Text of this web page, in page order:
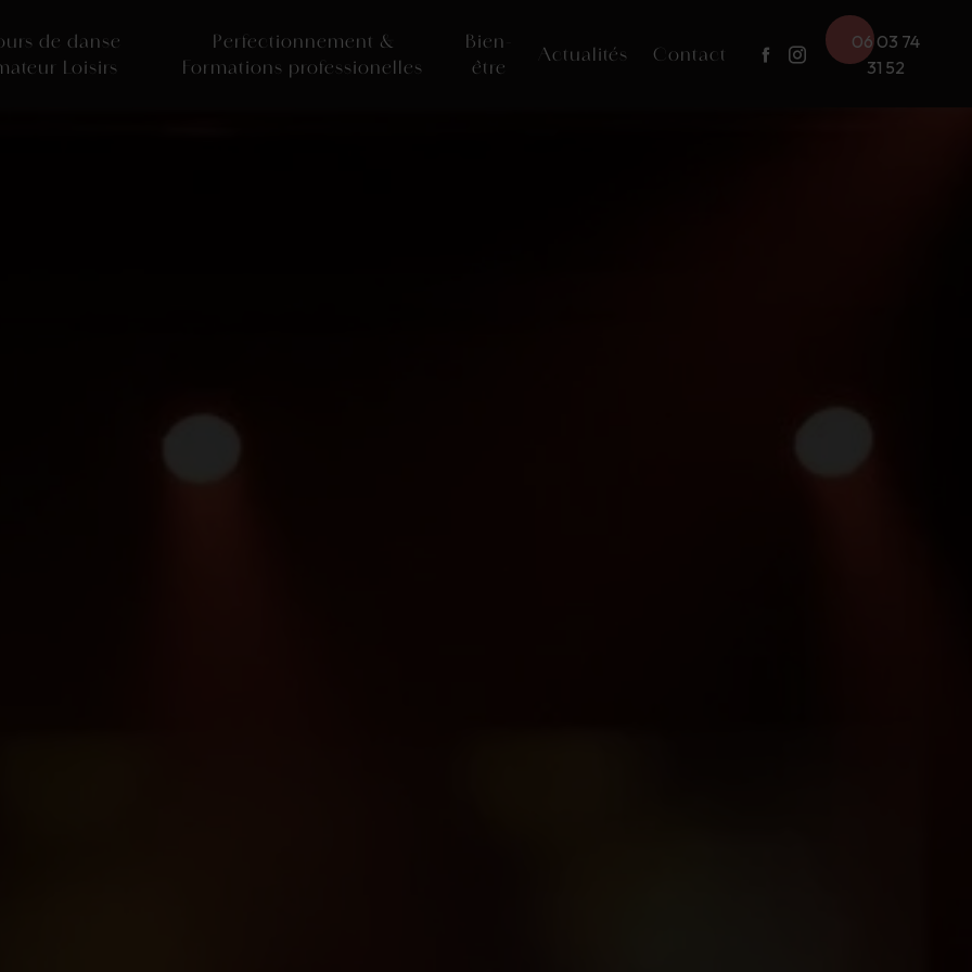
de danse
Loisirs
Perfectionnement &
Formations professionelles
Bien-
être
Actualités Contact
06 03 74
31 52